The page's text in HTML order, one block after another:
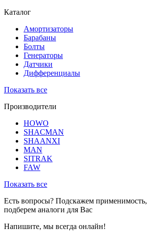
Каталог
Амортизаторы
Барабаны
Болты
Генераторы
Датчики
Дифференциалы
Показать все
Производители
HOWO
SHACMAN
SHAANXI
MAN
SITRAK
FAW
Показать все
Есть вопросы? Подскажем применимость,
подберем аналоги для Вас
Напишите, мы всегда онлайн!